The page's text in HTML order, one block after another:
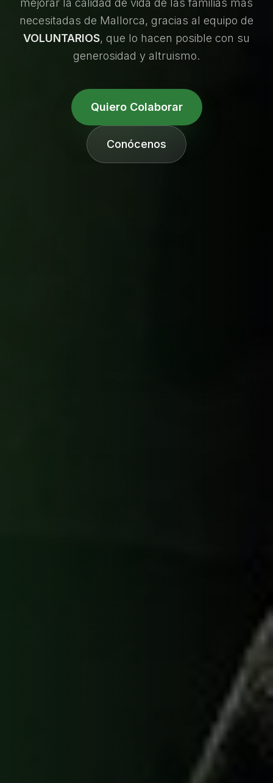
mejorar la calidad de vida de las familias más
necesitadas de Mallorca, gracias al equipo de
VOLUNTARIOS, que lo hacen posible con su
generosidad y altruismo.
Quiero Colaborar
Conócenos